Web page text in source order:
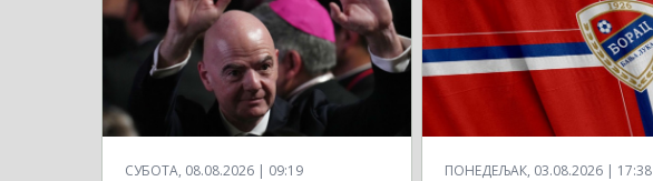
СУБОТА, 08.08.2026 | 09:19 ПОНЕДЕЉАК, 03.08.2026 | 17:38